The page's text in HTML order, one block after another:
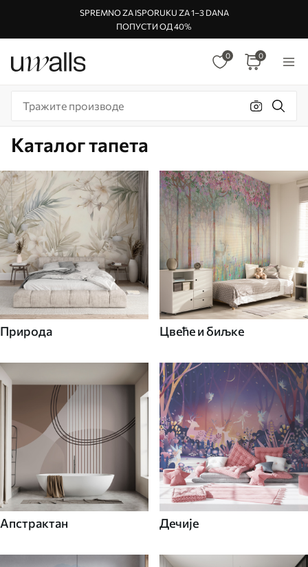
SPREMNO ZA ISPORUKU ZA 1–3 DANA
ПОПУСТИ ОД 40%
0 0
Каталог тапета
Природа Цвеће и биљке
Апстрактан Дечије